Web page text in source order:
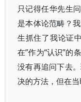
只记得任华先生
是本体论范畴？
生抓住了我论证
在”作为“认识”的
没有再追问下去
决的方法，但在当